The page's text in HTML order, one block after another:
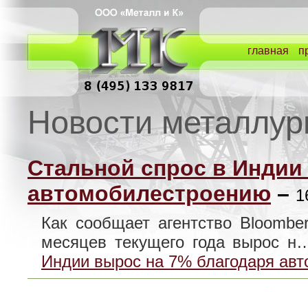
главная
Новости
Стальной спрос в
автомобилестроению –
Как сообщает агентство
месяцев текущего года вырос
Индии вырос на 7% благодаря